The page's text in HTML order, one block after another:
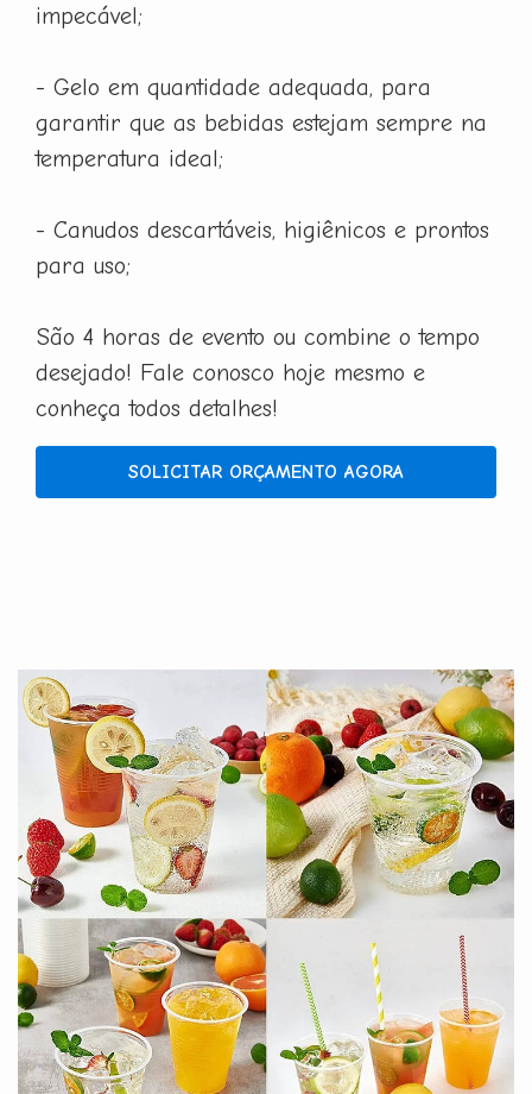
impecável;
- Gelo em quantidade adequada, para
garantir que as bebidas estejam sempre na
temperatura ideal;
- Canudos descartáveis, higiênicos e prontos
para uso;
São 4 horas de evento ou combine o tempo
desejado! Fale conosco hoje mesmo e
conheça todos detalhes!
SOLICITAR ORÇAMENTO AGORA